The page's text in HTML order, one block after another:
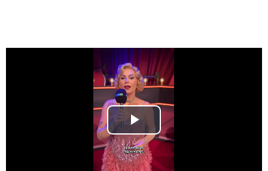
P
l